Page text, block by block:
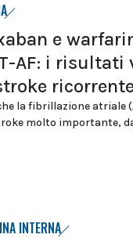
e
AF: i
la fibrillazione atriale
molto importante,
INTERNA